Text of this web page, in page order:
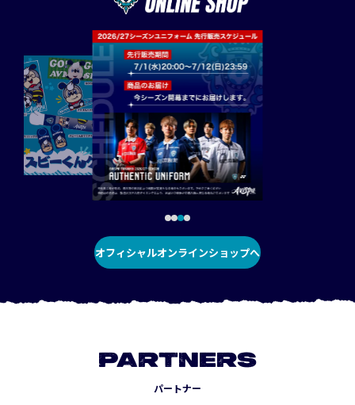
オフィシャルオンラインショップへ
PARTNERS
パートナー